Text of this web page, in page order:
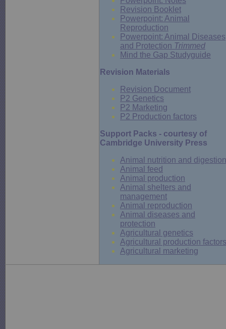
Revision Booklet
Powerpoint: Animal
Reproduction
Powerpoint: Animal Diseases
and Protection Trimmed
Mind the Gap Studyguide
Revision Materials
Revision Document
P2 Genetics
P2 Marketing
P2 Production factors
Support Packs - courtesy of
Cambridge University Press
Animal nutrition and digestion
Animal feed
Animal production
Animal shelters and
management
Animal reproduction
Animal diseases and
protection
Agricultural genetics
Agricultural production factors
Agricultural marketing